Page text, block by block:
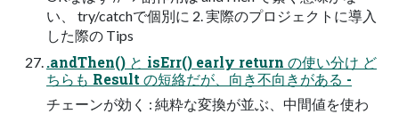
い、 try/catchで個別に 2. 実際のプロジェクトに導入
した際の Tips
.andThen() と isErr() early return の使い分け ど
ちらも Result の短絡だが、向き不向きがある -
チェーンが効く : 純粋な変換が並ぶ、中間値を使わ